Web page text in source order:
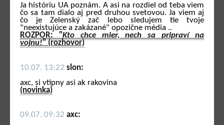
Ja históriu UA poznám. A asi na rozdiel od teba viem
čo sa tam dialo aj pred druhou svetovou. Ja viem aj
čo je Zelenský zač lebo sledujem tie tvoje
"neexistujúce a zakázané" opozične média ..
ROZPOR: "Kto chce mier, nech sa pripraví na
vojnu!" (rozhovor)
10.07. 13:22 slon:
axc, si vtipny asi ak rakovina
(novinka)
09.07. 09:32 axc: